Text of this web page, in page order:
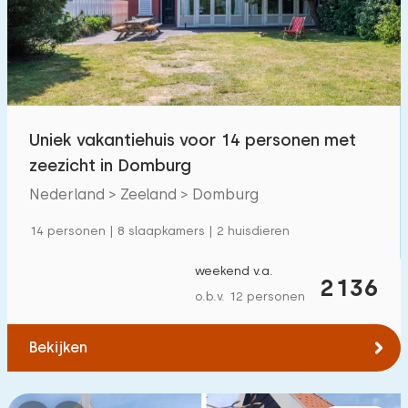
Zwembad 1
Omheinde tuin 95
Huisdiervrij 276
Oplaadpunt auto
€ 0 — € 1000+
Uniek vakantiehuis voor 14 personen met
zeezicht in Domburg
Nederland > Zeeland > Domburg
14 personen | 8 slaapkamers | 2 huisdieren
2136
weekend v.a.
o.b.v. 12 personen
Bekijken